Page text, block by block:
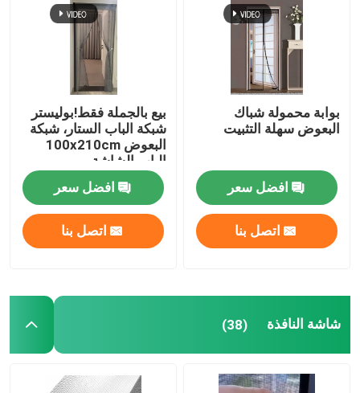
ضبط الجودة
اتصل بنا
Russian website
الستار المغناطيسي للباب
شاشة النافذة
شبكة ظلال PE
بوابة محمولة شباك
البعوض سهلة التثبيت
افضل سعر
اتصل بنا
بيع بالجملة فقط!بوليستر
شبكة الباب الستار، شبكة
البعوض 100x210cm
الباب الشاشة
المغناطيسية الناعمة شبكة
الباب
افضل سعر
اتصل بنا
شاشة النافذة (38)